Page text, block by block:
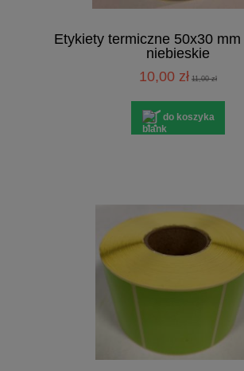
Etykiety termiczne 50x30
niebieskie
10,00 zł 11,00 zł
do koszyka